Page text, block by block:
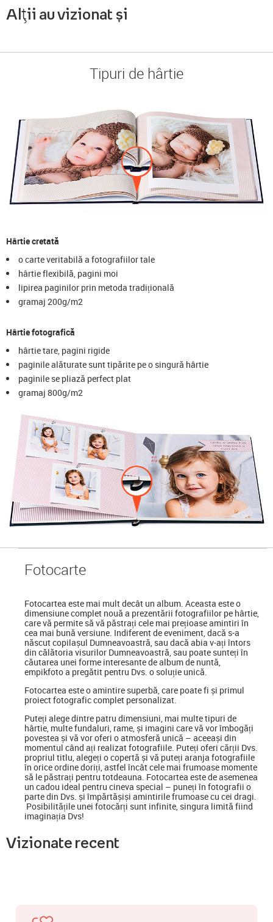
Alții au vizionat și
Tipuri de hârtie
Hârtie cretată
o carte veritabilă a fotografiilor tale
hârtie flexibilă, pagini moi
lipirea paginilor prin metoda tradițională
gramaj 200g/m2
Hârtie fotografică
hârtie tare, pagini rigide
paginile alăturate sunt tipărite pe o singură hârtie
paginile se pliază perfect plat
gramaj 800g/m2
Fotocarte
Fotocartea este mai mult decât un album. Aceasta este o
dimensiune complet nouă a prezentării fotografiilor pe hârtie,
care vă permite să vă păstrați cele mai prețioase amintiri în
cea mai bună versiune. Indiferent de eveniment, dacă s-a
născut copilașul Dumneavoastră, sau dacă abia v-ați întors
din călătoria visurilor Dumneavoastră, sau poate sunteți în
căutarea unei forme interesante de album de nuntă,
empikfoto a pregătit pentru Dvs. o soluție unică.
Fotocartea este o amintire superbă, care poate fi și primul
proiect fotografic complet personalizat.
Puteți alege dintre patru dimensiuni, mai multe tipuri de
hârtie, multe fundaluri, rame, și imagini care vă vor îmbogăți
povestea și vă vor oferi o atmosferă unică – aceeași din
momentul când ați realizat fotografiile. Puteți oferi cărții Dvs.
propriul titlu, alegeți o copertă și vă puteți aranja fotografiile
în orice ordine doriți, astfel încât cele mai frumoase momente
să le păstrați pentru totdeauna. Fotocartea este de asemenea
un cadou ideal pentru cineva special – puneți în fotografii o
parte din Dvs. și împărtășiși amintirile frumoase cu cei dragi.
Posibilitățile unei fotocărți sunt infinite, singura limită fiind
imaginația Dvs!
Vizionate recent